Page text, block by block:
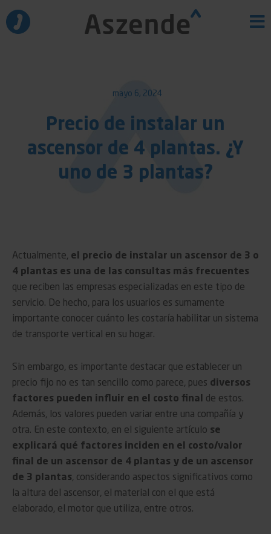
contenido
mayo 6, 2024
Precio de instalar un
ascensor de 4 plantas. ¿Y
uno de 3 plantas?
Actualmente, el precio de instalar un ascensor de 3 o
4 plantas es una de las consultas más frecuentes
que reciben las empresas especializadas en este tipo de
servicio. De hecho, para los usuarios es sumamente
importante conocer cuánto les costaría habilitar un sistema
de transporte vertical en su hogar.
Sin embargo, es importante destacar que establecer un
precio fijo no es tan sencillo como parece, pues diversos
factores pueden influir en el costo final
de estos.
Además, los valores pueden variar entre una compañía y
otra. En este contexto, en el siguiente artículo se
explicará qué factores inciden en el costo/valor
final de un ascensor de 4 plantas y de un ascensor
de 3 plantas, considerando aspectos significativos como
la altura del ascensor, el material con el que está
elaborado, el motor que utiliza, entre otros.